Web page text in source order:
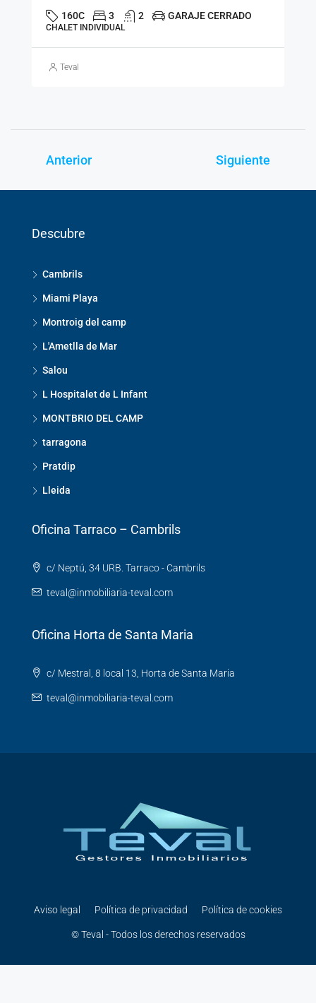
160C 3 2 GARAJE CERRADO
CHALET INDIVIDUAL
Teval
Anterior Siguiente
Descubre
Cambrils
Miami Playa
Montroig del camp
L'Ametlla de Mar
Salou
L Hospitalet de L Infant
MONTBRIO DEL CAMP
tarragona
Pratdip
Lleida
Oficina Tarraco – Cambrils
c/ Neptú, 34 URB. Tarraco - Cambrils
teval@inmobiliaria-teval.com
Oficina Horta de Santa Maria
c/ Mestral, 8 local 13, Horta de Santa Maria
teval@inmobiliaria-teval.com
Aviso legal Política de privacidad Política de cookies
© Teval - Todos los derechos reservados